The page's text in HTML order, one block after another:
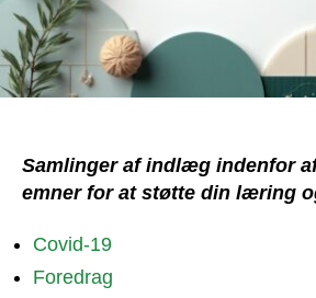
Samlinger af indlæg indenfor
emner for at støtte din læring
Covid-19
Foredrag